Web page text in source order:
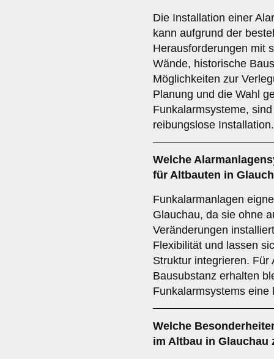
Die Installation einer
kann aufgrund der
Herausforderungen mit
Wände, historische
Möglichkeiten zur
Planung und die Wahl
Funkalarmsysteme,
reibungslose Installation.
Welche
für Altbauten in
Funkalarmanlagen
Glauchau, da sie ohne
Veränderungen
Flexibilität und lassen
Struktur integrieren. Für
Bausubstanz erhalten
Funkalarmsystems eine
Welche
im Altbau in Glauchau